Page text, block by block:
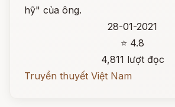
hỹ" của ông.
28-01-2021
⭐ 4.8
4,811 lượt đọc
Truyền thuyết Việt Nam